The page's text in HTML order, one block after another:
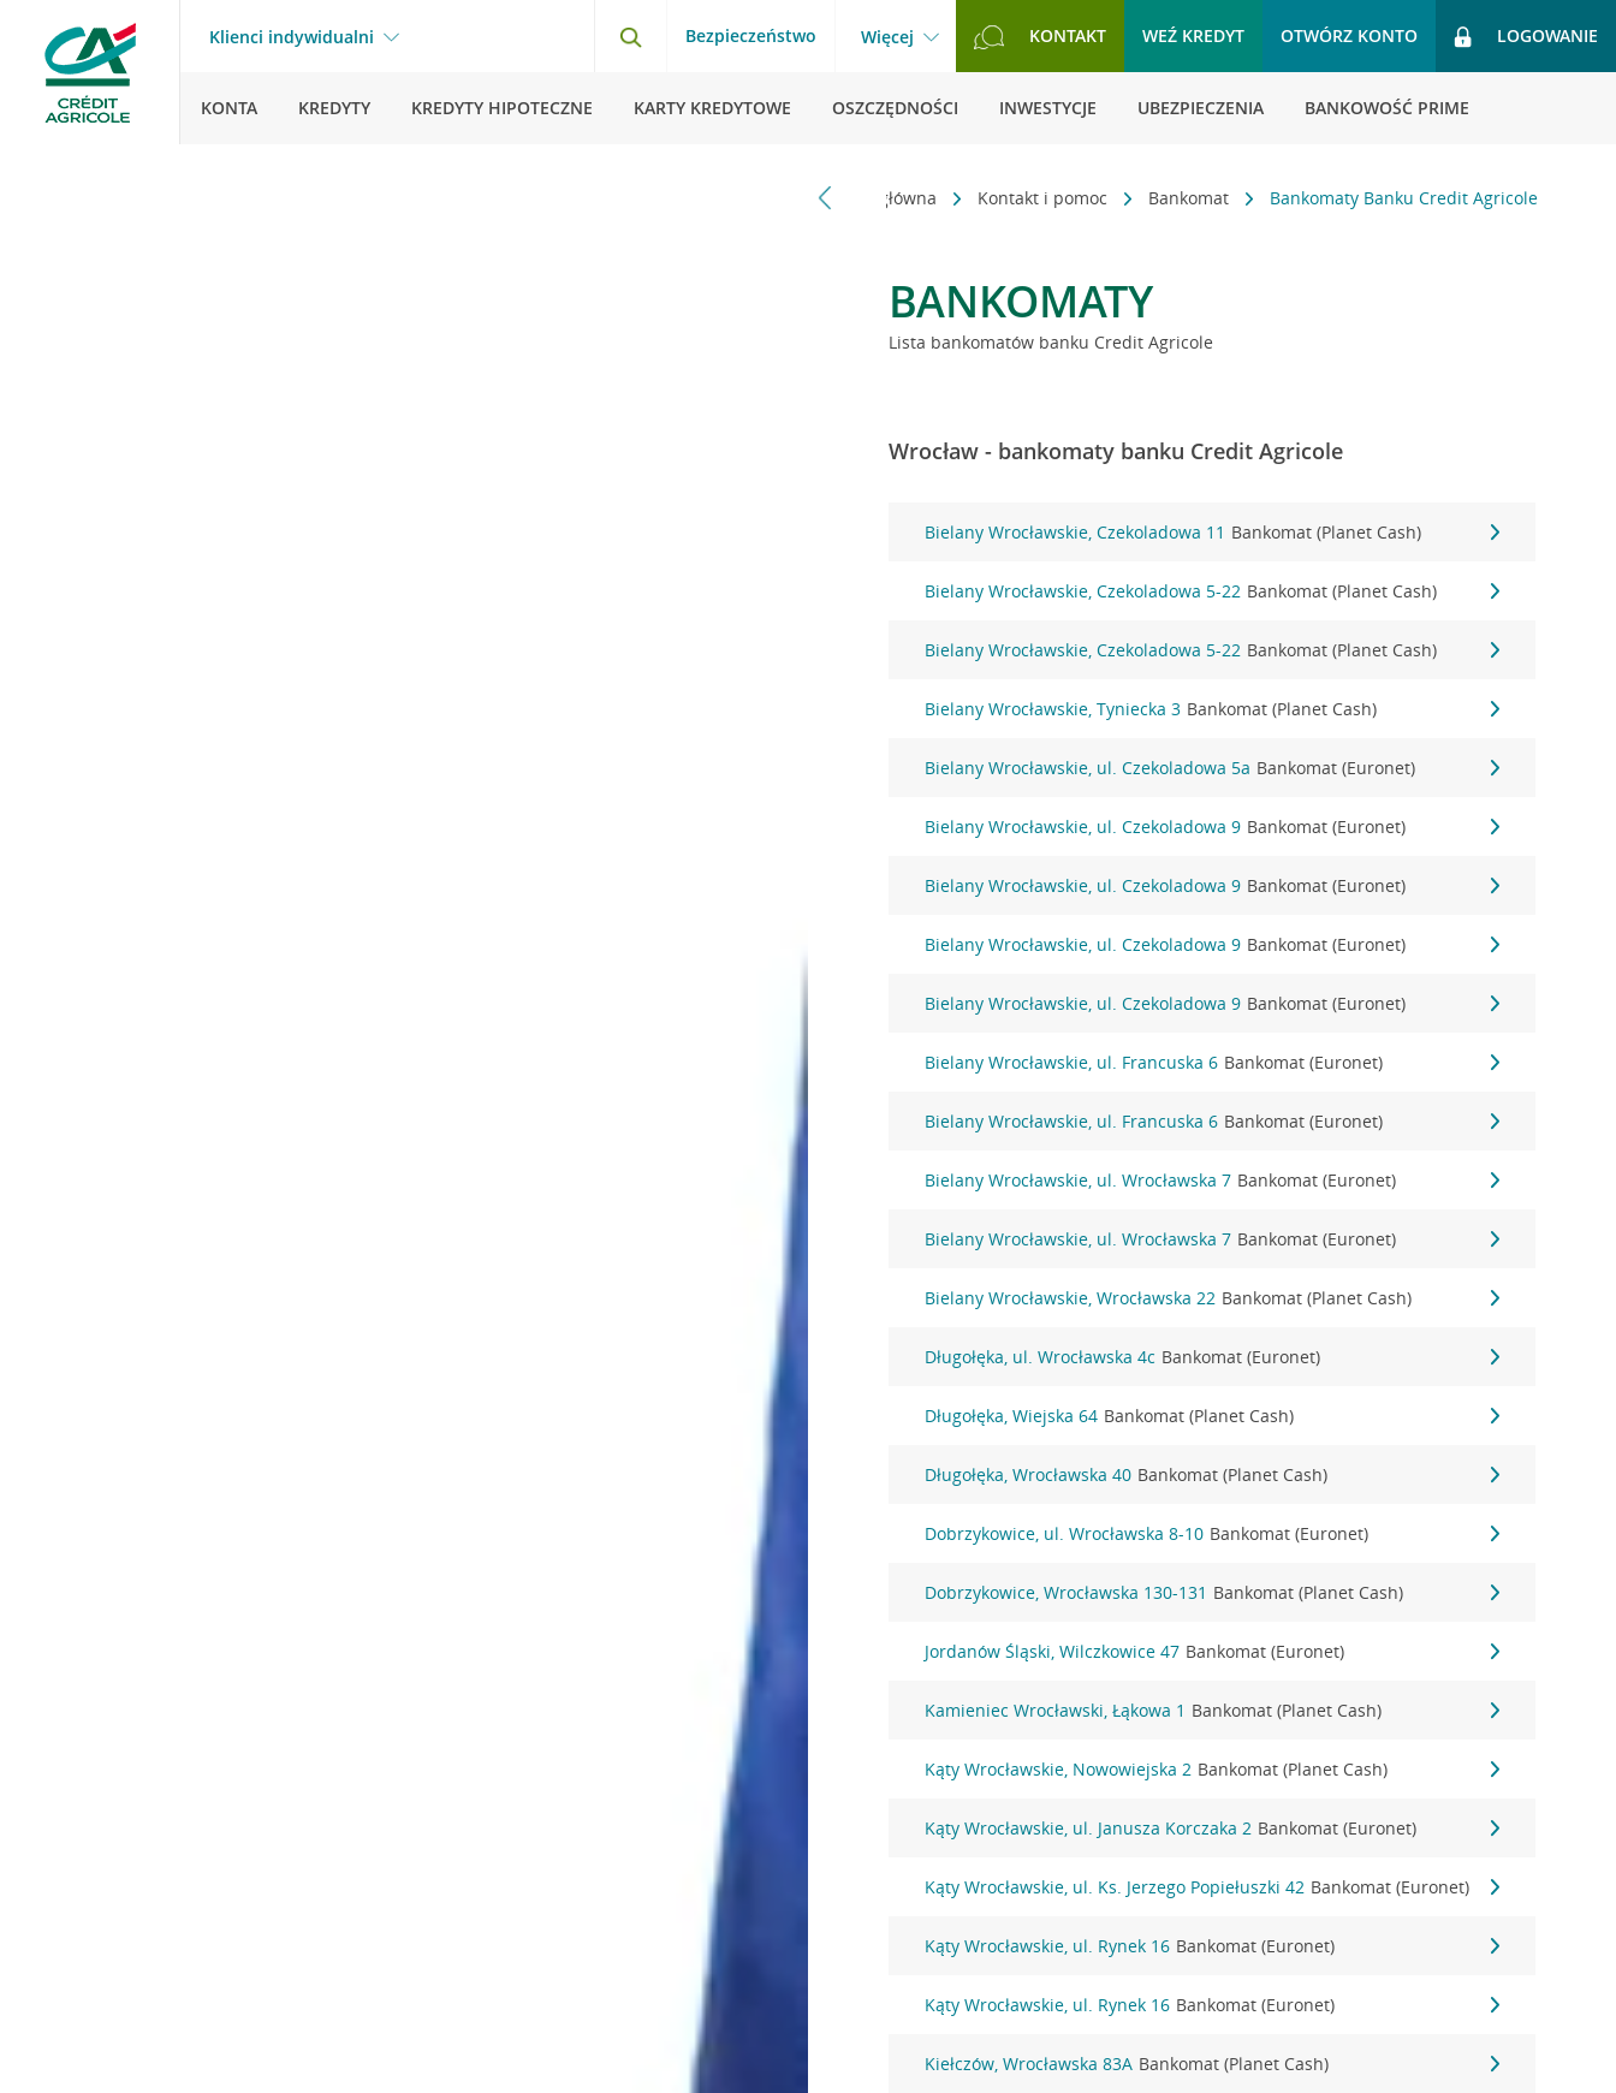
Klienci indywidualni Bezpieczeństwo Więcej KONTAKT WEŹ KREDYT OTWÓRZ KONTO LOGOWANIE
KONTA KREDYTY KREDYTY HIPOTECZNE KARTY KREDYTOWE OSZCZĘDNOŚCI INWESTYCJE UBEZPIECZENIA BANKOWOŚĆ PRIME
Strona główna Kontakt i pomoc Bankomat Bankomaty Banku Credit Agricole
BANKOMATY
Lista bankomatów banku Credit Agricole
Wrocław - bankomaty banku Credit Agricole
Bielany Wrocławskie, Czekoladowa 11 Bankomat (Planet Cash)
Bielany Wrocławskie, Czekoladowa 5-22 Bankomat (Planet Cash)
Bielany Wrocławskie, Czekoladowa 5-22 Bankomat (Planet Cash)
Bielany Wrocławskie, Tyniecka 3 Bankomat (Planet Cash)
Bielany Wrocławskie, ul. Czekoladowa 5a Bankomat (Euronet)
Bielany Wrocławskie, ul. Czekoladowa 9 Bankomat (Euronet)
Bielany Wrocławskie, ul. Czekoladowa 9 Bankomat (Euronet)
Bielany Wrocławskie, ul. Czekoladowa 9 Bankomat (Euronet)
Bielany Wrocławskie, ul. Czekoladowa 9 Bankomat (Euronet)
Bielany Wrocławskie, ul. Francuska 6 Bankomat (Euronet)
Bielany Wrocławskie, ul. Francuska 6 Bankomat (Euronet)
Bielany Wrocławskie, ul. Wrocławska 7 Bankomat (Euronet)
Bielany Wrocławskie, ul. Wrocławska 7 Bankomat (Euronet)
Bielany Wrocławskie, Wrocławska 22 Bankomat (Planet Cash)
Długołęka, ul. Wrocławska 4c Bankomat (Euronet)
Długołęka, Wiejska 64 Bankomat (Planet Cash)
Długołęka, Wrocławska 40 Bankomat (Planet Cash)
Dobrzykowice, ul. Wrocławska 8-10 Bankomat (Euronet)
Dobrzykowice, Wrocławska 130-131 Bankomat (Planet Cash)
Jordanów Śląski, Wilczkowice 47 Bankomat (Euronet)
Kamieniec Wrocławski, Łąkowa 1 Bankomat (Planet Cash)
Kąty Wrocławskie, Nowowiejska 2 Bankomat (Planet Cash)
Kąty Wrocławskie, ul. Janusza Korczaka 2 Bankomat (Euronet)
Kąty Wrocławskie, ul. Ks. Jerzego Popiełuszki 42 Bankomat (Euronet)
Kąty Wrocławskie, ul. Rynek 16 Bankomat (Euronet)
Kąty Wrocławskie, ul. Rynek 16 Bankomat (Euronet)
Kiełczów, Wrocławska 83A Bankomat (Planet Cash)